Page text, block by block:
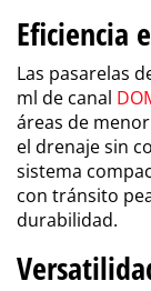
Eficiencia
Las pasarelas
ml de canal
áreas de
el drenaje sin
sistema
con tránsito
durabilidad.